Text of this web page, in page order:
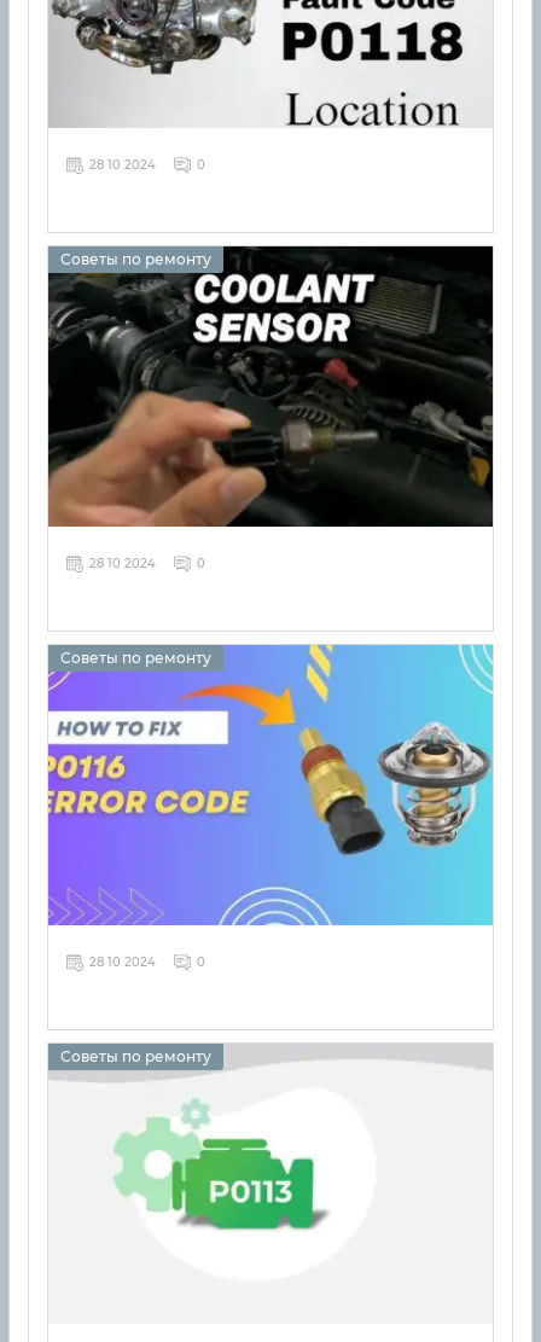
28 10 2024 0
Советы по ремонту
28 10 2024 0
Советы по ремонту
28 10 2024 0
Советы по ремонту